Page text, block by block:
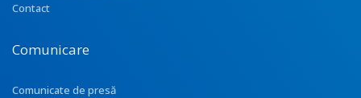
Contact
Comunicare
Comunicate de presă